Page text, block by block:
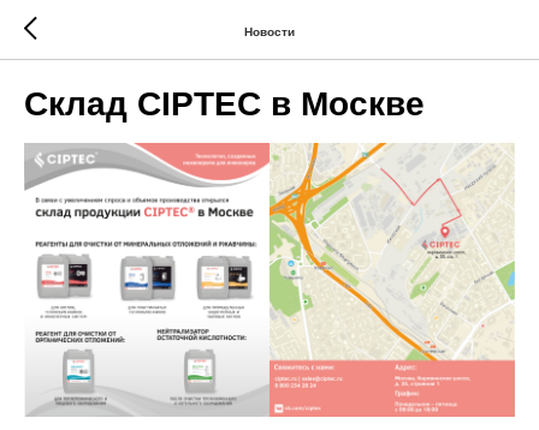
Новости
Склад CIPTEC в Москве